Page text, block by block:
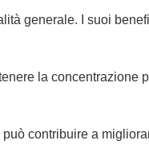
generale. I suoi
la concentrazione
può contribuire a